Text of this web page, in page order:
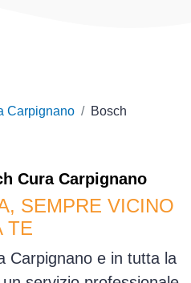
Carpignano Bosch
Cura Carpignano
SEMPRE VICINO
TE
Carpignano e in tutta la